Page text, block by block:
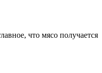
что мясо получается